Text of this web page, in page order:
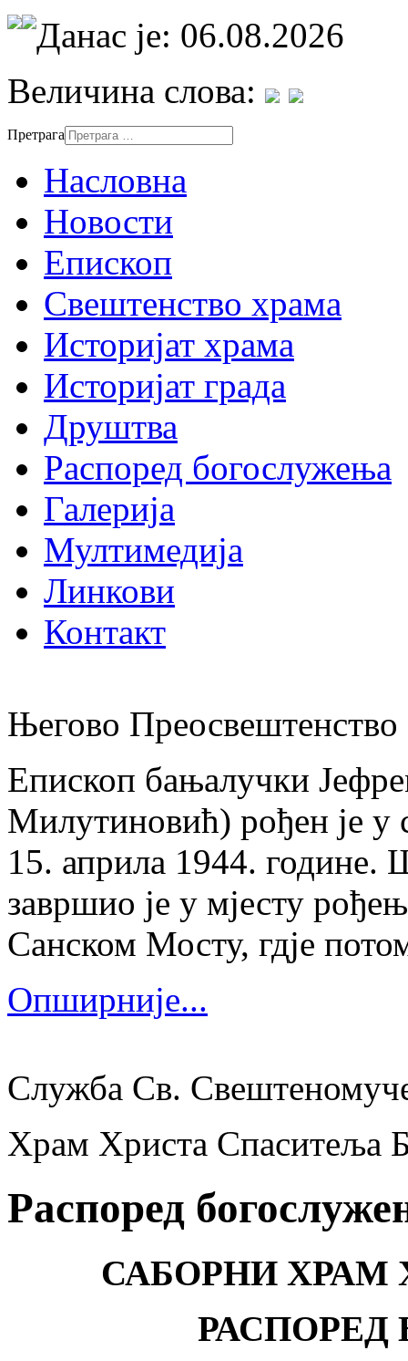
Данас је: 06.08.2026
Величина слова:
Претрага
Насловна
Новости
Епископ
Свештенство храма
Историјат храма
Историјат града
Друштва
Распоред богослужења
Галерија
Мултимедија
Линкови
Контакт
Његово
Епископ бањалучки
Милутиновић) рођен је у
15. априла 1944. године.
завршио је у мјесту
Санском Мосту, гдје
Опширније...
Служба Св.
Храм Христа Спаситеља
Распоред
САБОРНИ ХРАМ